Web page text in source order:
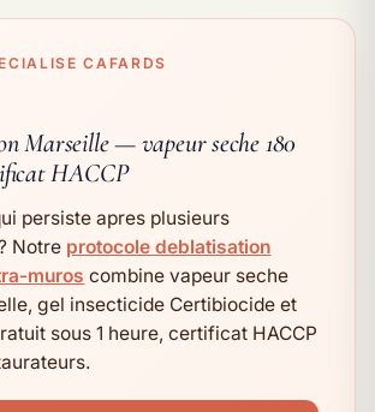
CAFARDS
Marseille — vapeur seche 180
HACCP
persiste apres plusieurs
Notre protocole deblatisation
muros combine vapeur seche
gel insecticide Certibiocide et
sous 1 heure, certificat HACCP